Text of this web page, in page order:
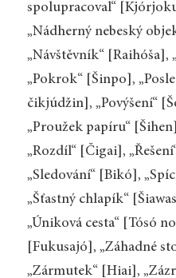
spolupracoval“
„Nádherný nebeský
„Návštěvník“ [Raihóša],
„Pokrok“ [Šinpo],
čikjúdžin], „Povýšení“
„Proužek papíru“
„Rozdíl“ [Čigai],
„Sledování“ [Bikó],
„Šťastný chlapík“
„Úniková cesta“ [Tósó
[Fukusajó], „Záhadné
„Zármutek“ [Hiai],